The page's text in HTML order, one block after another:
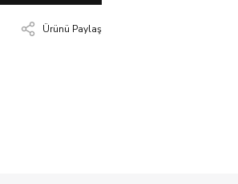
Ürünü Paylaş